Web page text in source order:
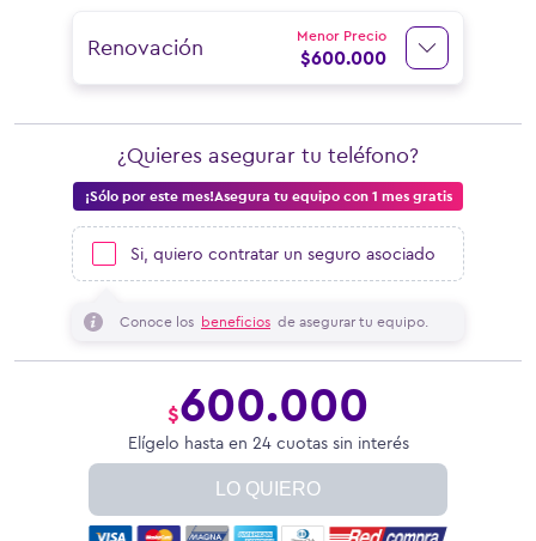
Renovación Menor Precio
$600.000
¡Sólo por este mes!Asegura tu equipo con 1 mes gratis
¿Quieres asegurar tu teléfono?
Si, quiero contratar un seguro asociado
Conoce los beneficios de asegurar tu equipo.
$600.000
Elígelo hasta en 24 cuotas sin interés
LO QUIERO